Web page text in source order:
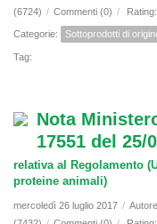
(6724) / Commenti (0) /
Categorie: Sottoprodotti di
Tag:
Nota
17551 del 25/
relativa al Regolamento
proteine animali)
mercoledì 26 luglio 2017 /